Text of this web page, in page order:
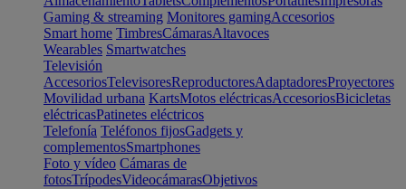
Gaming & streaming Monitores gamingAccesorios
Smart home TimbresCámarasAltavoces
Wearables Smartwatches
Televisión
AccesoriosTelevisoresReproductoresAdaptadoresProyectores
Movilidad urbana KartsMotos eléctricasAccesoriosBicicletas
eléctricasPatinetes eléctricos
Telefonía Teléfonos fijosGadgets y
complementosSmartphones
Foto y vídeo Cámaras de
fotosTrípodesVideocámarasObjetivos